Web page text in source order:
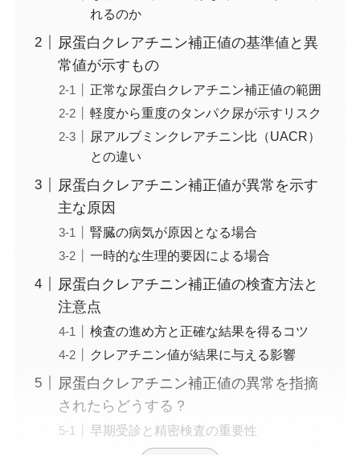
れるのか
尿蛋白クレアチニン補正値の基準値と異
常値が示すもの
正常な尿蛋白クレアチニン補正値の範囲
軽度から重度のタンパク尿が示すリスク
尿アルブミンクレアチニン比（UACR）
との違い
尿蛋白クレアチニン補正値が異常を示す
主な原因
腎臓の病気が原因となる場合
一時的な生理的要因による場合
尿蛋白クレアチニン補正値の検査方法と
注意点
検査の進め方と正確な結果を得るコツ
クレアチニン値が結果に与える影響
尿蛋白クレアチニン補正値の異常を指摘
されたらどうする？
早期受診と精密検査の重要性